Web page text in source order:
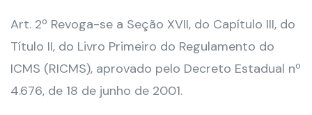
Art. 2º Revoga-se a Seção XVII, do Capítulo III, do
Título II, do Livro Primeiro do Regulamento do
ICMS (RICMS), aprovado pelo Decreto Estadual nº
4.676, de 18 de junho de 2001.